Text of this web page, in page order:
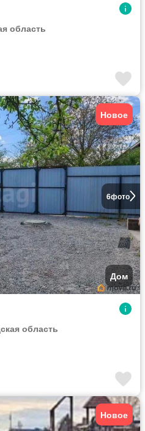
область
6фото
Новое
Дом
область
Новое